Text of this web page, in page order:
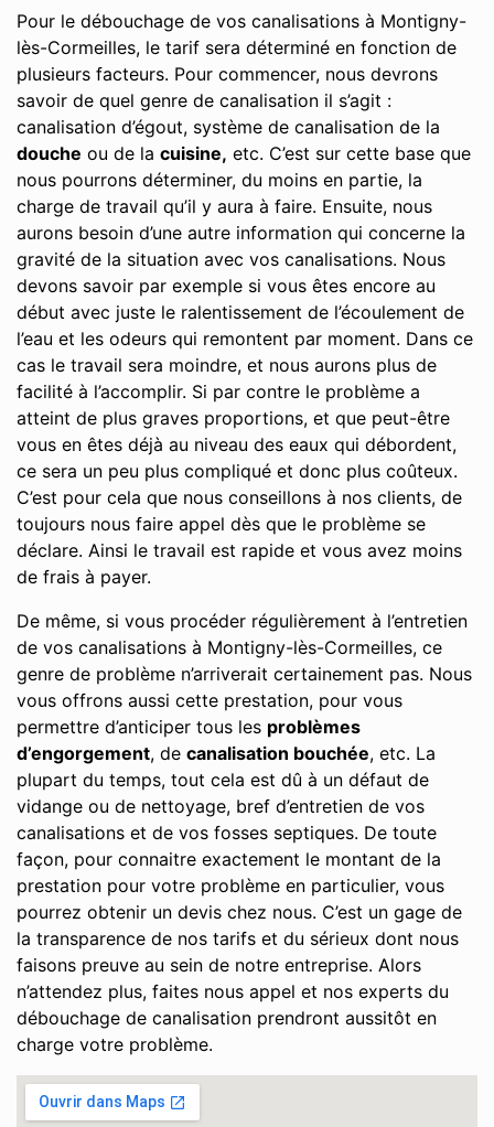
Pour le débouchage de vos canalisations à Montigny-
lès-Cormeilles, le tarif sera déterminé en fonction de
plusieurs facteurs. Pour commencer, nous devrons
savoir de quel genre de canalisation il s’agit :
canalisation d’égout, système de canalisation de la
douche ou de la cuisine, etc. C’est sur cette base que
nous pourrons déterminer, du moins en partie, la
charge de travail qu’il y aura à faire. Ensuite, nous
aurons besoin d’une autre information qui concerne la
gravité de la situation avec vos canalisations. Nous
devons savoir par exemple si vous êtes encore au
début avec juste le ralentissement de l’écoulement de
l’eau et les odeurs qui remontent par moment. Dans ce
cas le travail sera moindre, et nous aurons plus de
facilité à l’accomplir. Si par contre le problème a
atteint de plus graves proportions, et que peut-être
vous en êtes déjà au niveau des eaux qui débordent,
ce sera un peu plus compliqué et donc plus coûteux.
C’est pour cela que nous conseillons à nos clients, de
toujours nous faire appel dès que le problème se
déclare. Ainsi le travail est rapide et vous avez moins
de frais à payer.
De même, si vous procéder régulièrement à l’entretien
de vos canalisations à Montigny-lès-Cormeilles, ce
genre de problème n’arriverait certainement pas. Nous
vous offrons aussi cette prestation, pour vous
permettre d’anticiper tous les problèmes
d’engorgement, de canalisation bouchée, etc. La
plupart du temps, tout cela est dû à un défaut de
vidange ou de nettoyage, bref d’entretien de vos
canalisations et de vos fosses septiques. De toute
façon, pour connaitre exactement le montant de la
prestation pour votre problème en particulier, vous
pourrez obtenir un devis chez nous. C’est un gage de
la transparence de nos tarifs et du sérieux dont nous
faisons preuve au sein de notre entreprise. Alors
n’attendez plus, faites nous appel et nos experts du
débouchage de canalisation prendront aussitôt en
charge votre problème.